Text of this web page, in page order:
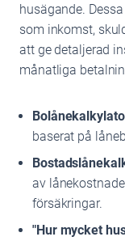
husägande.
som inkomst,
att ge detaljerad
månatliga
baserat på
av
försäkringar.
"Hur mycket